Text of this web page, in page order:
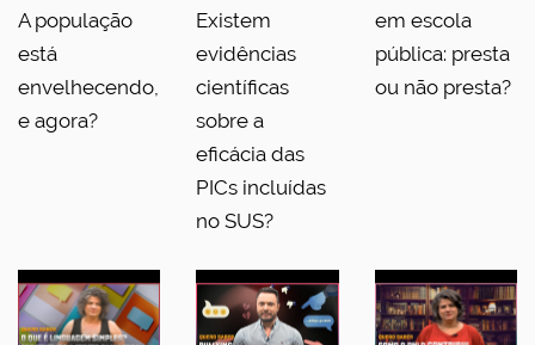
A população
está
envelhecendo,
e agora?
Existem
evidências
científicas
sobre a
eficácia das
PICs incluídas
no SUS?
em escola
pública: presta
ou não presta?